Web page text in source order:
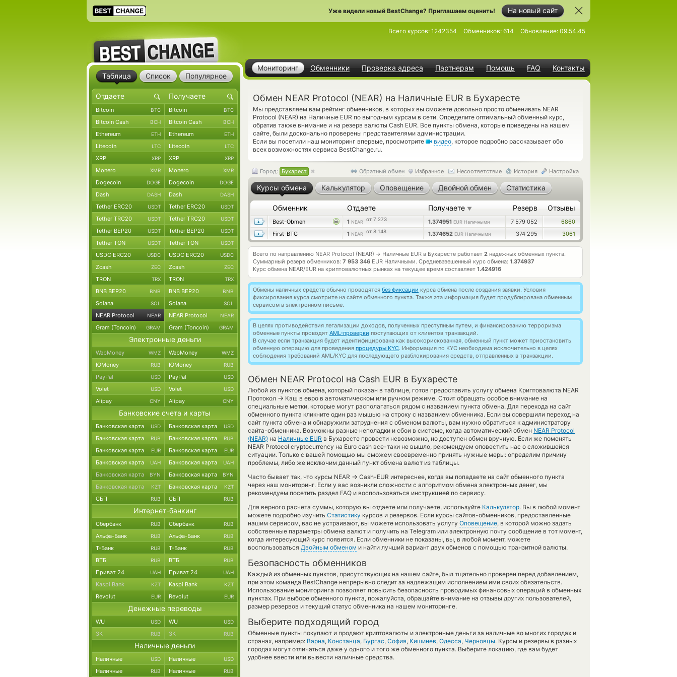
На новый сайт
Уже видели новый BestChange? Приглашаем оценить!
Мониторинг Обменники Проверка адреса Партнерам Помощь FAQ Контакты
Всего курсов: 1242354 Обменников: 614 Обновление: 09:54:45
Обмен NEAR Protocol (NEAR) на Наличные EUR в Бухаресте
Мы представляем вам рейтинг обменников, в которых вы сможете довольно просто обменивать NEAR
Protocol (NEAR) на Наличные EUR по выгодным курсам в сети. Определите оптимальный обменный курс,
обратив также внимание и на резерв валюты Cash EUR. Все пункты обмена, которые приведены на нашем
сайте, были досконально проверены представителями администрации.
Если вы посетили наш мониторинг впервые, просмотрите
видео, которое подробно рассказывает обо
всех возможностях сервиса BestChange.ru.
Обратный обмен Избранное Несоответствие История Настройка
Город: Бухарест
Курсы обмена Калькулятор Оповещение Двойной обмен Статистика
Обменник Отдаете Получаете ▼ Резерв Отзывы
Best-Obmen 1 NEAR от 7 273 1.374951 EUR Наличными 7 579 052
6860
First-BTC
1 NEAR от 8 148 1.374652 EUR Наличными 374 295 3061
Всего по направлению NEAR Protocol (NEAR) → Наличные EUR в Бухаресте работает 2 надежных обменных пункта.
Суммарный резерв обменников: 7 953 346 EUR Наличными. Средневзвешенный курс обмена: 1.374937
Курс обмена NEAR/EUR на криптовалютных рынках на текущее время составляет 1.424916
Обмены наличных средств обычно проводятся без фиксации курса обмена после создания заявки. Условия
фиксирования курса смотрите на сайте обменного пункта. Также эта информация будет продублирована обменным
сервисом в электронном письме.
В целях противодействия легализации доходов, полученных преступным путем, и финансированию терроризма
обменные пункты проводят AML-проверки поступающих от клиентов транзакций.
В случае если транзакция будет идентифицирована как высокорискованная, обменный пункт может приостановить
обменную операцию для проведения процедуры KYC. Информация по KYC необходима исключительно в целях
соблюдения требований AML/KYC для последующего разблокирования средств, отправленных в транзакции.
Обмен NEAR Protocol на Cash EUR в Бухаресте
Любой из пунктов обмена, который показан в таблице, готов предоставить услугу обмена Криптовалюта NEAR
Протокол → Кэш в евро в автоматическом или ручном режиме. Стоит обращать особое внимание на
специальные метки, которые могут располагаться рядом с названием пункта обмена. Для перехода на сайт
обменного пункта кликните один раз мышью на строку с названием обменника. Если вы совершили переход на
сайт пункта обмена и обнаружили затруднения с обменом валюты, вам нужно обратиться к администратору
сайта-обменника. Возможны разные неполадки и сбои в системе, когда автоматический обмен NEAR Protocol
(NEAR) на Наличные EUR в Бухаресте провести невозможно, но доступен обмен вручную. Если же поменять
NEAR Protocol cryptocurrency на Euro cash все-таки не вышло, рекомендуем оповестить нас о сложившейся
ситуации. Только с вашей помощью мы сможем своевременно принять нужные меры: определим причину
проблемы, либо же исключим данный пункт обмена валют из таблицы.
Часто бывает так, что курсы NEAR → Cash-EUR интереснее, когда вы попадаете на сайт обменного пункта
через наш мониторинг. Если у вас возникли сложности с алгоритмом обмена электронных денег, мы
рекомендуем посетить раздел FAQ и воспользоваться инструкцией по сервису.
Для верного расчета суммы, которую вы отдаете или получаете, используйте Калькулятор. Вы в любой момент
можете подробно изучить Статистику курсов и резервов. Если курсы сайтов-обменников, предоставленные
нашим сервисом, вас не устраивают, вы можете использовать услугу Оповещение, в которой можно задать
собственные параметры обмена валют и получить на Telegram или электронную почту сообщение в тот момент,
когда интересующий курс появится. Если обменники не показаны, вы, в любой момент, можете
воспользоваться Двойным обменом и найти лучший вариант двух обменов с помощью транзитной валюты.
Безопасность обменников
Каждый из обменных пунктов, присутствующих на нашем сайте, был тщательно проверен перед добавлением,
при этом команда BestChange непрерывно следит за надлежащим исполнением ими своих обязательств.
Использование мониторинга позволяет повысить безопасность проводимых финансовых операций в обменных
пунктах. При выборе обменного пункта, пожалуйста, обращайте внимание на отзывы других пользователей,
размер резервов и текущий статус обменника на нашем мониторинге.
Выберите подходящий город
Обменные пункты покупают и продают криптовалюты и электронные деньги за наличные во многих городах и
странах, например: Варна, Констанца, Бургас, София, Кишинев, Одесса, Черновцы. Курсы и резервы в разных
городах могут отличаться даже у одного и того же обменного пункта. Выберите локацию, где вам будет
удобнее ввести или вывести наличные средства.
Таблица Список Популярное
Bitcoin BTC Bitcoin BTC
Bitcoin Cash BCH Bitcoin Cash BCH
Ethereum ETH Ethereum ETH
Litecoin LTC Litecoin LTC
XRP XRP XRP XRP
Monero XMR Monero XMR
Dogecoin DOGE Dogecoin DOGE
Dash DASH Dash DASH
Tether ERC20 USDT Tether ERC20 USDT
Tether TRC20 USDT Tether TRC20 USDT
Tether BEP20 USDT Tether BEP20 USDT
Tether TON USDT Tether TON USDT
USDC ERC20 USDC USDC ERC20 USDC
Zcash ZEC Zcash ZEC
TRON TRX TRON TRX
BNB BEP20 BNB BNB BEP20 BNB
Solana SOL Solana SOL
NEAR Protocol NEAR NEAR Protocol NEAR
Gram (Toncoin) GRAM Gram (Toncoin) GRAM
Электронные деньги
WebMoney WMZ WebMoney WMZ
ЮMoney RUB ЮMoney RUB
PayPal USD PayPal USD
Volet USD Volet USD
Alipay CNY Alipay CNY
Банковские счета и карты
Банковская карта USD Банковская карта USD
Банковская карта RUB Банковская карта RUB
Банковская карта EUR Банковская карта EUR
Банковская карта UAH Банковская карта UAH
Банковская карта BYN Банковская карта BYN
Банковская карта KZT Банковская карта KZT
СБП RUB СБП RUB
Интернет-банкинг
Сбербанк RUB Сбербанк RUB
Альфа-Банк RUB Альфа-Банк RUB
Т-Банк RUB Т-Банк RUB
ВТБ RUB ВТБ RUB
Приват 24 UAH Приват 24 UAH
Kaspi Bank KZT Kaspi Bank KZT
Revolut EUR Revolut EUR
Денежные переводы
WU USD WU USD
ЗК RUB ЗК RUB
Наличные деньги
Наличные USD Наличные USD
Наличные RUB Наличные RUB